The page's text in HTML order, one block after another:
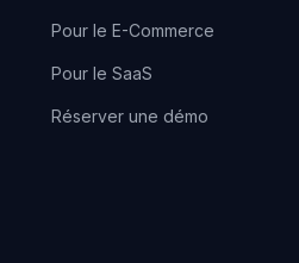
Pour le E-Commerce
Pour le SaaS
Réserver une démo